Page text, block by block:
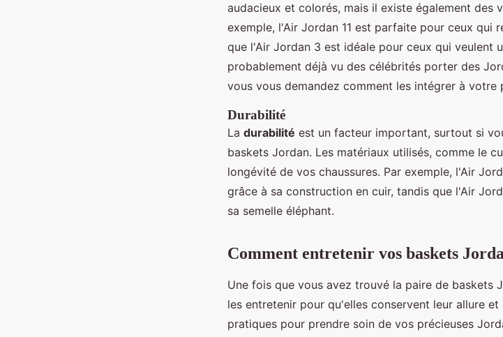
audacieux et colorés, mais il existe également des
exemple, l'Air Jordan 11 est parfaite pour ceux qui
que l'Air Jordan 3 est idéale pour ceux qui veulent
probablement déjà vu des célébrités porter des
vous vous demandez comment les intégrer à votre
Durabilité
La durabilité est un facteur important, surtout si
baskets Jordan. Les matériaux utilisés, comme le
longévité de vos chaussures. Par exemple, l'Air
grâce à sa construction en cuir, tandis que l'Air
sa semelle éléphant.
Comment entretenir vos baskets
Une fois que vous avez trouvé la paire de baskets
les entretenir pour qu'elles conservent leur allure
pratiques pour prendre soin de vos précieuses